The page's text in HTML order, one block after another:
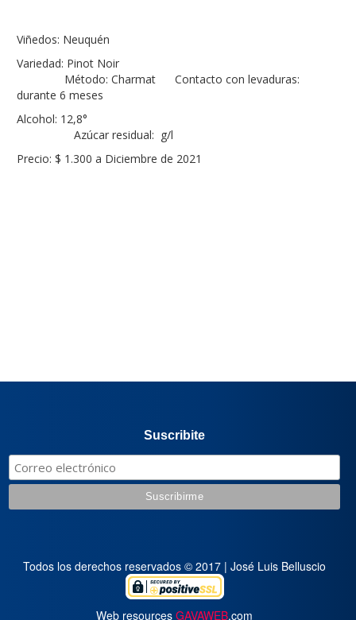
Viñedos: Neuquén
Variedad: Pinot Noir
Método: Charmat Contacto con levaduras:
durante 6 meses
Alcohol: 12,8°
Azúcar residual: g/l
Precio: $ 1.300 a Diciembre de 2021
Suscribite
Todos los derechos reservados © 2017 | José Luis Belluscio
Web resources GAVAWEB.com